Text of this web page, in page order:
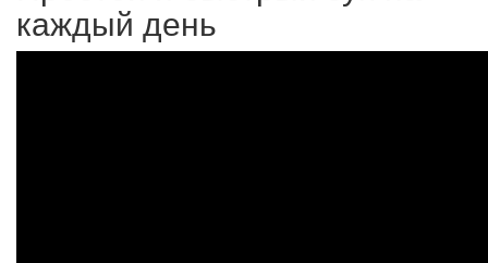
каждый день